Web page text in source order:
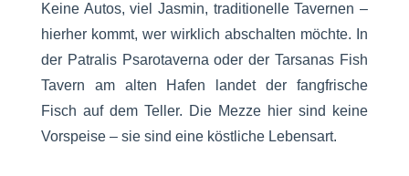
Keine Autos, viel Jasmin, traditionelle Tavernen –
hierher kommt, wer wirklich abschalten möchte. In
der Patralis Psarotaverna oder der Tarsanas Fish
Tavern am alten Hafen landet der fangfrische
Fisch auf dem Teller. Die Mezze hier sind keine
Vorspeise – sie sind eine köstliche Lebensart.